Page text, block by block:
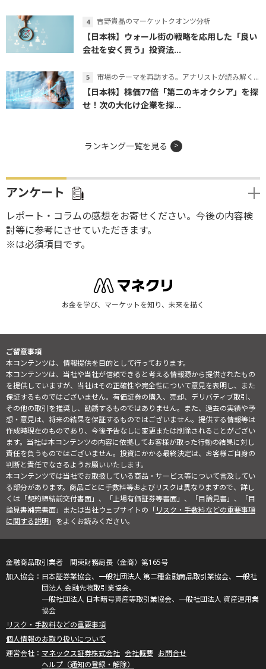
吉野貴晶のマーケットクオンツ分析
【日本株】ウォール街の戦略を応用した「良い
会社を安く買う」投資法...
市場のテーマを再訪する。アナリストが読み解くテーマの本質
【日本株】株価77倍「第二のキオクシア」を探
せ！次の大化け企業を探...
ランキング一覧を見る
アンケート
レポート・コラムの感想をお寄せください。今後の内容検
討等に参考にさせていただきます。
※は必須項目です。
お金を学び、マーケットを知り、未来を描く
ご留意事項
本コンテンツは、情報提供を目的として行っております。
本コンテンツは、当社や当社が信頼できると考える情報源から提供されたもの
を提供していますが、当社はその正確性や完全性について意見を表明し、また
保証するものではございません。有価証券の購入、売却、デリバティブ取引、
その他の取引を推奨し、勧誘するものではありません。また、過去の実績や予
想・意見は、将来の結果を保証するものではございません。提供する情報等は
作成時現在のものであり、今後予告なしに変更または削除されることがござい
ます。当社は本コンテンツの内容に依拠してお客様が取った行動の結果に対し
責任を負うものではございません。投資にかかる最終決定は、お客様ご自身の
判断と責任でなさるようお願いいたします。
本コンテンツでは当社でお取扱している商品・サービス等について言及してい
る部分があります。商品ごとに手数料等およびリスクは異なりますので、詳し
くは「契約締結前交付書面」、「上場有価証券等書面」、「目論見書」、「目
論見書補完書面」または当社ウェブサイトの「リスク・手数料などの重要事項
に関する説明」をよくお読みください。
金融商品取引業者 関東財務局長（金商）第165号
日本証券業協会、一般社団法人 第二種金融商品取引業協会、一般社
団法人 金融先物取引業協会、
一般社団法人 日本暗号資産等取引業協会、一般社団法人 資産運用業
協会
リスク・手数料などの重要事項
個人情報のお取り扱いについて
マネックス証券株式会社 会社概要 お問合せ
ヘルプ（通知の登録・解除）